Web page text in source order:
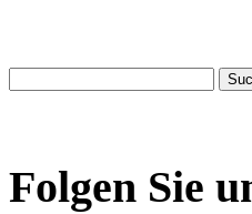
Folgen Sie